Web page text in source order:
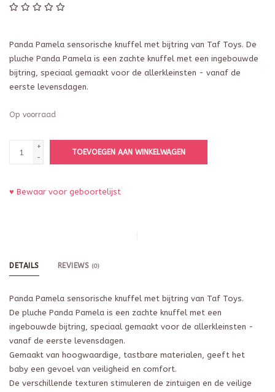
Panda Pamela sensorische knuffel met bijtring van Taf Toys. De
pluche Panda Pamela is een zachte knuffel met een ingebouwde
bijtring, speciaal gemaakt voor de allerkleinsten - vanaf de
eerste levensdagen.
Op voorraad
+
-
TOEVOEGEN AAN WINKELWAGEN
♥ Bewaar voor geboortelijst
DETAILS REVIEWS (0)
Panda Pamela sensorische knuffel met bijtring van Taf Toys.
De pluche Panda Pamela is een zachte knuffel met een
ingebouwde bijtring, speciaal gemaakt voor de allerkleinsten -
vanaf de eerste levensdagen.
Gemaakt van hoogwaardige, tastbare materialen, geeft het
baby een gevoel van veiligheid en comfort.
De verschillende texturen stimuleren de zintuigen en de veilige